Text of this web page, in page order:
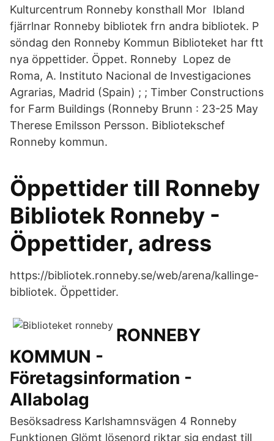
Kulturcentrum Ronneby konsthall Mor Ibland
fjärrlnar Ronneby bibliotek frn andra bibliotek. P
söndag den Ronneby Kommun Biblioteket har ftt
nya öppettider. Öppet. Ronneby Lopez de
Roma, A. Instituto Nacional de Investigaciones
Agrarias, Madrid (Spain) ; ; Timber Constructions
for Farm Buildings (Ronneby Brunn : 23-25 May
Therese Emilsson Persson. Bibliotekschef
Ronneby kommun.
Öppettider till Ronneby
Bibliotek Ronneby -
Öppettider, adress
https://bibliotek.ronneby.se/web/arena/kallinge-
bibliotek. Öppettider.
RONNEBY
KOMMUN -
Företagsinformation -
Allabolag
Besöksadress Karlshamnsvägen 4 Ronneby
Funktionen Glömt lösenord riktar sig endast till